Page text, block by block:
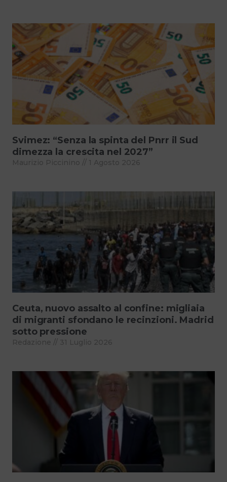
Svimez: “Senza la spinta del Pnrr il Sud
dimezza la crescita nel 2027”
Maurizio Piccinino 1 Agosto 2026
Ceuta, nuovo assalto al confine: migliaia
di migranti sfondano le recinzioni. Madrid
sotto pressione
Redazione 31 Luglio 2026